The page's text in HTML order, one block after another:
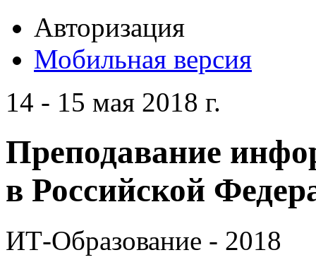
Авторизация
Мобильная версия
14 - 15 мая 2018 г.
Преподавание
в Российской
ИТ-Образование - 2018